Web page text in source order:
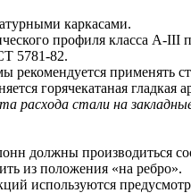
каркасами.
профиля класса A-
5781-82.
применять
горячекатаная
расхода стали на
должны производиться
из положения «на ребро».
используются